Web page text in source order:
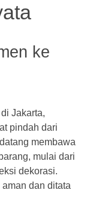
ke
Jakarta,
pindah dari
membawa
mulai dari
dekorasi.
dan ditata